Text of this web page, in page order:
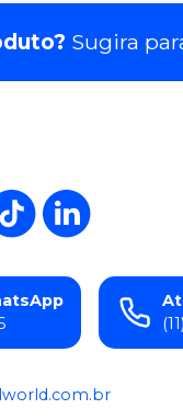
Sugira